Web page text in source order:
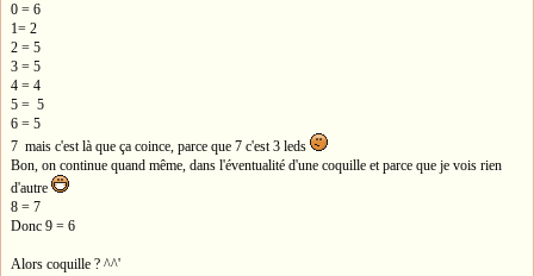
0 = 6
1= 2
2 = 5
3 = 5
4 = 4
5 = 5
6 = 5
7 mais c'est là que ça coince, parce que 7 c'est 3 leds
Bon, on continue quand même, dans l'éventualité d'une coquille et parce que je vois rien
d'autre
8 = 7
Donc 9 = 6
Alors coquille ? ^^'